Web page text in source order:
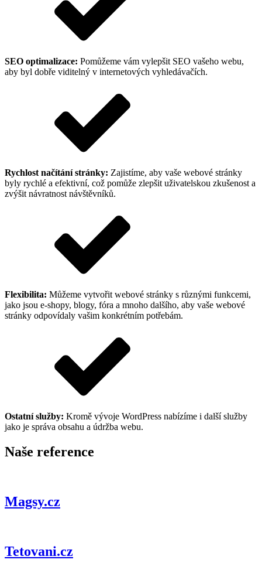
SEO optimalizace: Pomůžeme vám vylepšit SEO vašeho webu,
aby byl dobře viditelný v internetových vyhledávačích.
Rychlost načítání stránky: Zajistíme, aby vaše webové stránky
byly rychlé a efektivní, což pomůže zlepšit uživatelskou zkušenost a
zvýšit návratnost návštěvníků.
Flexibilita: Můžeme vytvořit webové stránky s různými funkcemi,
jako jsou e-shopy, blogy, fóra a mnoho dalšího, aby vaše webové
stránky odpovídaly vašim konkrétním potřebám.
Ostatní služby: Kromě vývoje WordPress nabízíme i další služby
jako je správa obsahu a údržba webu.
Naše reference
Magsy.cz
Tetovani.cz